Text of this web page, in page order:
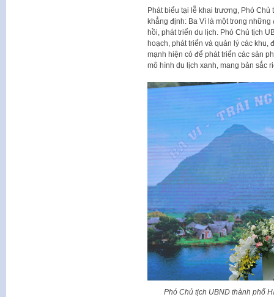
Phát biểu tại lễ khai trương, Phó
khẳng định: Ba Vì là một trong
hồi, phát triển du lịch. Phó Chủ tịch
hoạch, phát triển và quản lý các khu,
mạnh hiện có để phát triển các sản
mô hình du lịch xanh, mang bản sắc
Phó Chủ tịch UBND thành phố